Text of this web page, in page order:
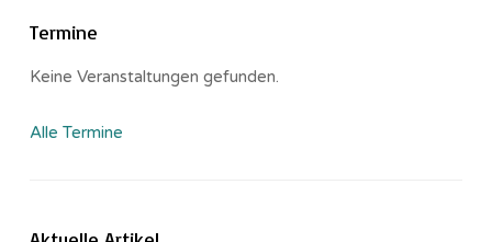
Termine
Keine Veranstaltungen gefunden.
Alle Termine